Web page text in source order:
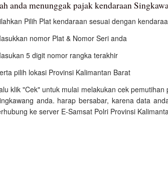
anda menunggak pajak kendaraan
Pilih Plat kendaraan sesuai dengan
nomor Plat & Nomor Seri anda
5 digit nomor rangka terakhir
pilih lokasi Provinsi Kalimantan Barat
klik "Cek" untuk mulai melakukan cek pemutihan
anda. harap bersabar, karena data
ke server E-Samsat Polri Provinsi